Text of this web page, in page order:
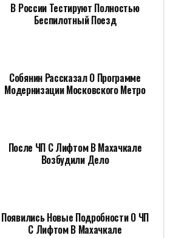
В России Тестируют Полностью
Беспилотный Поезд
Собянин Рассказал О Программе
Модернизации Московского Метро
После ЧП С Лифтом В Махачкале
Возбудили Дело
Появились Новые Подробности О ЧП
С Лифтом В Махачкале